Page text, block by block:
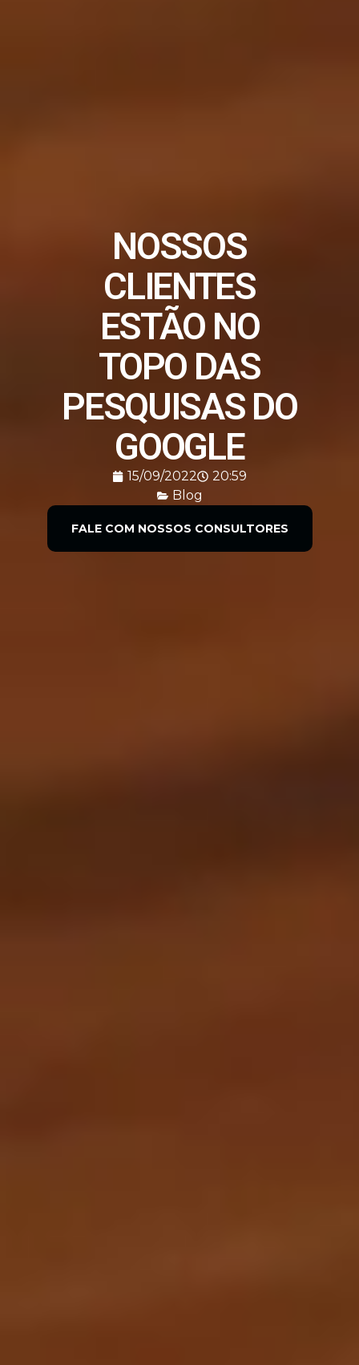
NOSSOS
CLIENTES
ESTÃO NO
TOPO DAS
PESQUISAS DO
GOOGLE
15/09/2022
20:59
Blog
FALE COM NOSSOS CONSULTORES